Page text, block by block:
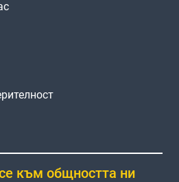
към общността ни